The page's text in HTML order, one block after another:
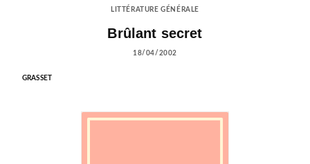
LITTÉRATURE GÉNÉRALE
Brûlant secret
18/04/2002
GRASSET